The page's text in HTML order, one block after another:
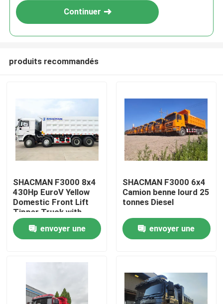
À la maison
À propos de nous
Continuer
produits recommandés
SHACMAN F3000 8x4
430Hp EuroV Yellow
Domestic Front Lift
Tipper Truck with
300L Fuel Tank and
12.00R20 Tires
envoyer une
SHACMAN F3000 6x4
Camion benne lourd 25
tonnes Diesel
envoyer une